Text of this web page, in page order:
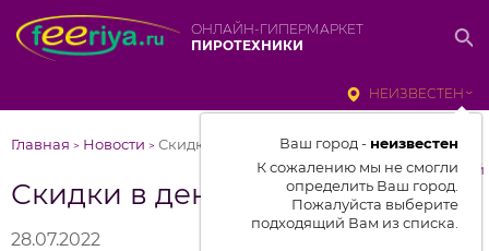
ОНЛАЙН-ГИПЕРМАРКЕТ
ПИРОТЕХНИКИ
НЕИЗВЕСТЕН
Ваш город - неизвестен
К сожалению мы не смогли
определить Ваш город.
Пожалуйста выберите
подходящий Вам из списка.
Главная > Новости > Скидки в день дружбы!
Скидки в день дружбы!
к списку новостей
28.07.2022